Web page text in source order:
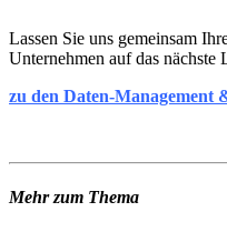
Lassen Sie uns gemeinsam
Unternehmen auf das nächste
zu den Daten-Management
Mehr zum Thema